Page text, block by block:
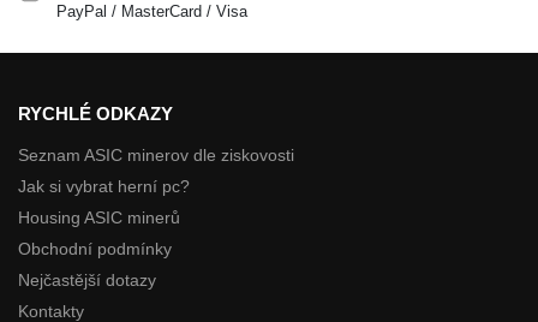
PayPal / MasterCard / Visa
RYCHLÉ ODKAZY
Seznam ASIC minerov dle ziskovosti
Jak si vybrat herní pc?
Housing ASIC minerů
Obchodní podmínky
Nejčastější dotazy
Kontakty